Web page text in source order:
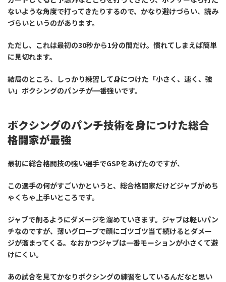
ないような角度で打ってきたりするので、かなり避けづらい、読み
づらいというのがあります。
ただし、これは最初の30秒から1分の間だけ。慣れてしまえば簡単
に見切れます。
結局のところ、しっかり練習して身につけた「小さく、速く、強
い」ボクシングのパンチが一番強いです。
ボクシングのパンチ技術を身につけた総合
格闘家が最強
最初に総合格闘技の強い選手でGSPをあげたのですが、
この選手の何がすごいかというと、総合格闘家だけどジャブがめち
ゃくちゃ上手いところです。
ジャブで削るようにダメージを溜めていきます。ジャブは軽いパン
チなのですが、薄いグローブで顔にゴツゴツ当て続けるとダメー
ジが溜まってくる。なおかつジャブは一番モーションが小さくて避
けにくい。
あの試合を見てかなりボクシングの練習をしているんだなと思い